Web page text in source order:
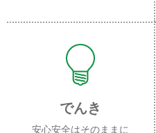
でんき
安心安全はそのままに